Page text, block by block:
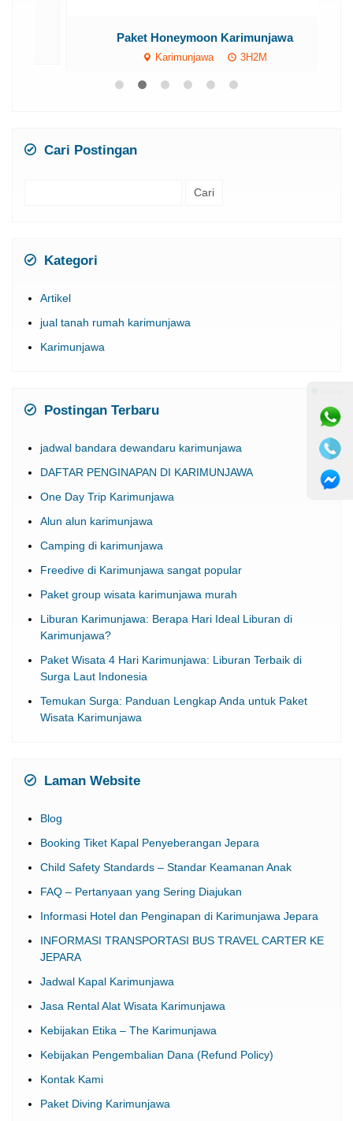
Paket Honeymoon Karimunjawa
Karimunjawa 3H2M
*Mulai Rp 5.680.000 / pax
Cari Postingan
Kategori
Artikel
jual tanah rumah karimunjawa
Karimunjawa
Postingan Terbaru
jadwal bandara dewandaru karimunjawa
DAFTAR PENGINAPAN DI KARIMUNJAWA
One Day Trip Karimunjawa
Alun alun karimunjawa
Camping di karimunjawa
Freedive di Karimunjawa sangat popular
Paket group wisata karimunjawa murah
Liburan Karimunjawa: Berapa Hari Ideal Liburan di
Karimunjawa?
Paket Wisata 4 Hari Karimunjawa: Liburan Terbaik di
Surga Laut Indonesia
Temukan Surga: Panduan Lengkap Anda untuk Paket
Wisata Karimunjawa
Laman Website
Blog
Booking Tiket Kapal Penyeberangan Jepara
Child Safety Standards – Standar Keamanan Anak
FAQ – Pertanyaan yang Sering Diajukan
Informasi Hotel dan Penginapan di Karimunjawa Jepara
INFORMASI TRANSPORTASI BUS TRAVEL CARTER KE
JEPARA
Jadwal Kapal Karimunjawa
Jasa Rental Alat Wisata Karimunjawa
Kebijakan Etika – The Karimunjawa
Kebijakan Pengembalian Dana (Refund Policy)
Kontak Kami
Paket Diving Karimunjawa